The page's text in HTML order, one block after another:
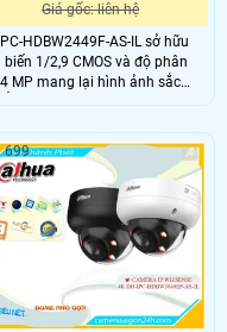
Giá gốc: liên hệ
HDBW2449F-AS-IL sở hữu
biến 1/2,9 CMOS và độ phân
MP mang lại hình ảnh sắc
kính 2,8 mm hoặc 3,6 mm
hồng ngoại và đèn ánh sáng
xa 30 m hỗ trợ quan sát
đêm. Hỗ trợ thẻ nhớ lưu trữ tối
và tên miền xem camera
qua app hoặc web.
699